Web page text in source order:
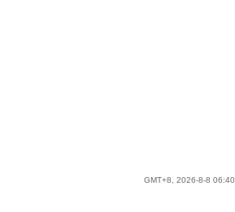
GMT+8, 2026-8-8 06:40